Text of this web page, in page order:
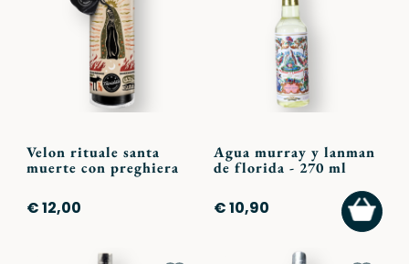
Velon rituale santa
muerte con preghiera
€ 12,00
Agua murray y lanman
de florida - 270 ml
€ 10,90
AL